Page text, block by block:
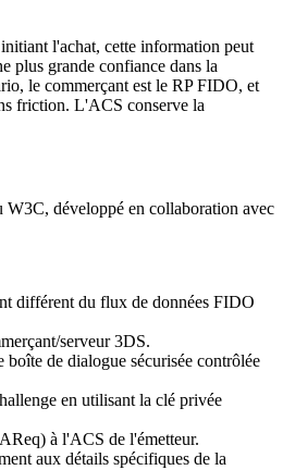
l'achat, cette information peut
plus grande confiance dans la
le commerçant est le RP FIDO, et
friction. L'ACS conserve la
développé en collaboration avec
différent du flux de données FIDO
serveur 3DS.
de dialogue sécurisée contrôlée
en utilisant la clé privée
à l'ACS de l'émetteur.
aux détails spécifiques de la